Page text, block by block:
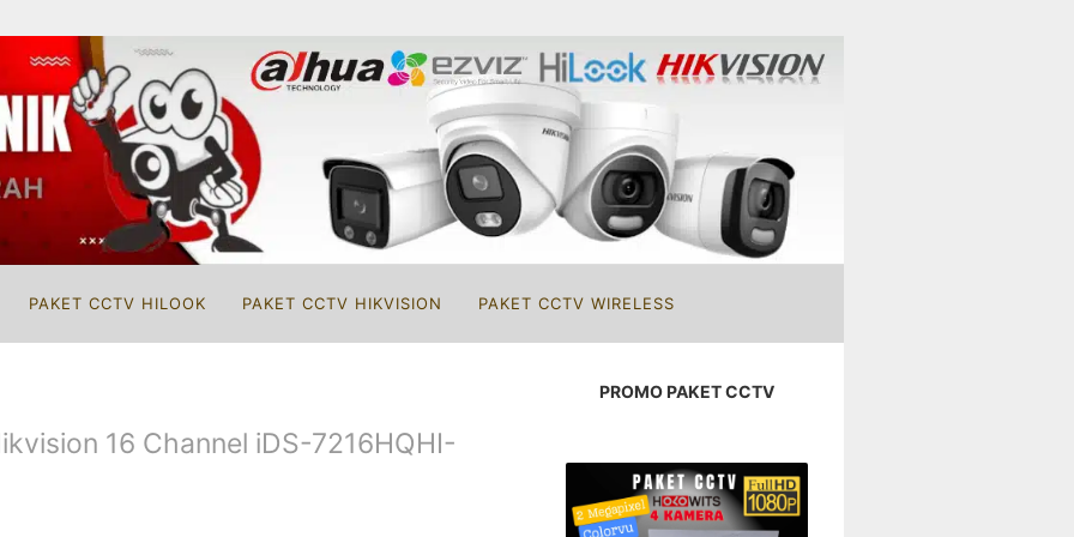
PAKET CCTV HILOOK PAKET CCTV HIKVISION PAKET CCTV WIRELESS
16 Channel iDS-7216HQHI-
PROMO PAKET CCTV